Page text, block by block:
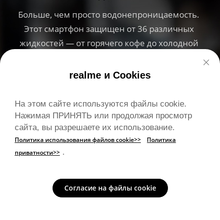
Больше, чем просто водонепроницаемость.
Этот смартфон защищен от 36 различных
жидкостей — от горячего кофе до холодной
ему день.
Больше, чем просто водонепроницаемость.
Этот смартфон защищен от 36 различных
жидкостей — от горячего кофе до холодной
ему день.
Больше, чем просто водонепроницаемость.
Этот смартфон защищен от 36 различных
жидкостей — от горячего кофе до холодной
ему день.
realme и Cookies
На этом сайте используются файлы cookie.
Нажимая ПРИНЯТЬ или продолжая просмотр
сайта, вы разрешаете их использование.
Политика использования файлов cookie>>
Политика
приватности>>.
Согласие на файлы cookie